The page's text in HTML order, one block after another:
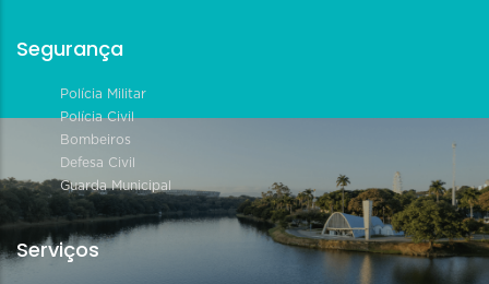
Segurança
Polícia Militar
Polícia Civil
Bombeiros
Defesa Civil
Guarda Municipal
Serviços